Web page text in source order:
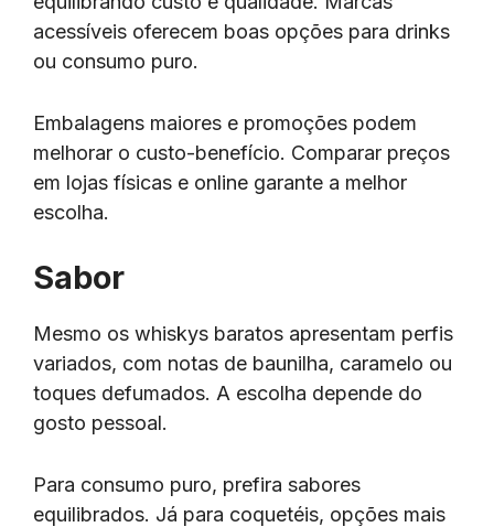
acessíveis oferecem boas opções para drinks
ou consumo puro.
Embalagens maiores e promoções podem
melhorar o custo-benefício. Comparar preços
em lojas físicas e online garante a melhor
escolha.
Sabor
Mesmo os whiskys baratos apresentam perfis
variados, com notas de baunilha, caramelo ou
toques defumados. A escolha depende do
gosto pessoal.
Para consumo puro, prefira sabores
equilibrados. Já para coquetéis, opções mais